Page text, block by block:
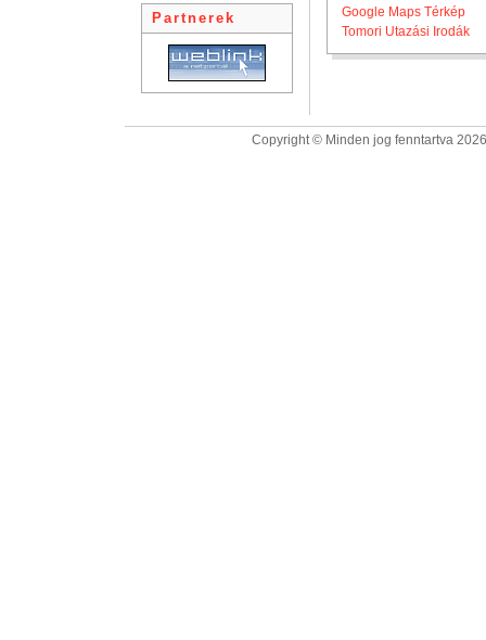
Partnerek
Google Maps Térkép
Tomori Utazási Irodák
Copyright © Minden jog fenntartva